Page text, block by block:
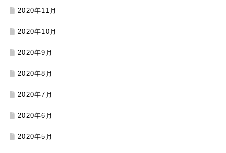
2020年11月
2020年10月
2020年9月
2020年8月
2020年7月
2020年6月
2020年5月